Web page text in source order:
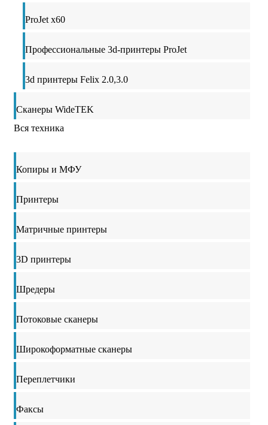
ProJet x60
Профессиональные 3d-принтеры ProJet
3d принтеры Felix 2.0,3.0
Сканеры WideTEK
Вся техника
Копиры и МФУ
Принтеры
Матричные принтеры
3D принтеры
Шредеры
Потоковые сканеры
Широкоформатные сканеры
Переплетчики
Факсы